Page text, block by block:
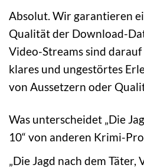
Absolut. Wir garantieren
Qualität der Download-
Video-Streams sind
klares und ungestörtes
von Aussetzern oder
Was unterscheidet „Die
10“ von anderen Krimi-
„Die Jagd nach dem Täter,